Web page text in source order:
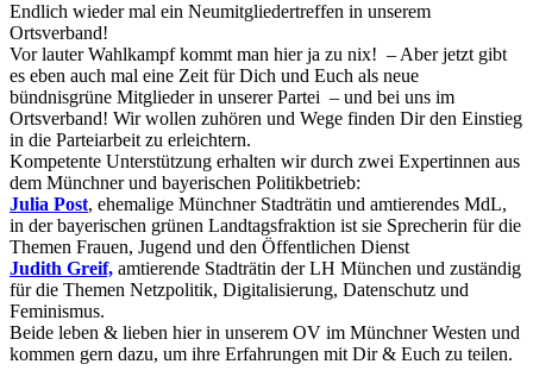
Endlich wieder mal ein Neumitgliedertreffen in unserem
Ortsverband!
Vor lauter Wahlkampf kommt man hier ja zu nix! – Aber jetzt gibt
es eben auch mal eine Zeit für Dich und Euch als neue
bündnisgrüne Mitglieder in unserer Partei – und bei uns im
Ortsverband! Wir wollen zuhören und Wege finden Dir den Einstieg
in die Parteiarbeit zu erleichtern.
Kompetente Unterstützung erhalten wir durch zwei Expertinnen aus
dem Münchner und bayerischen Politikbetrieb:
Julia Post, ehemalige Münchner Stadträtin und amtierendes MdL,
in der bayerischen grünen Landtagsfraktion ist sie Sprecherin für die
Themen Frauen, Jugend und den Öffentlichen Dienst
Judith Greif, amtierende Stadträtin der LH München und zuständig
für die Themen Netzpolitik, Digitalisierung, Datenschutz und
Feminismus.
Beide leben & lieben hier in unserem OV im Münchner Westen und
kommen gern dazu, um ihre Erfahrungen mit Dir & Euch zu teilen.